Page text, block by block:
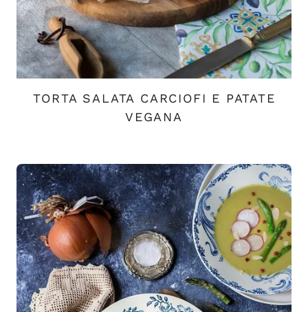
TORTA SALATA CARCIOFI E PATATE
VEGANA